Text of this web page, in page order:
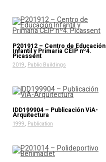
P201912 – Centro de Educación
Infantil y Primaria CEIP nº4.
Picassent
2019, Public Buildings
IDD199904 – Publicación ViA-
Arquitectura
1999, Publication